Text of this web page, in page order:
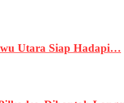
Utara Siap Hadapi…